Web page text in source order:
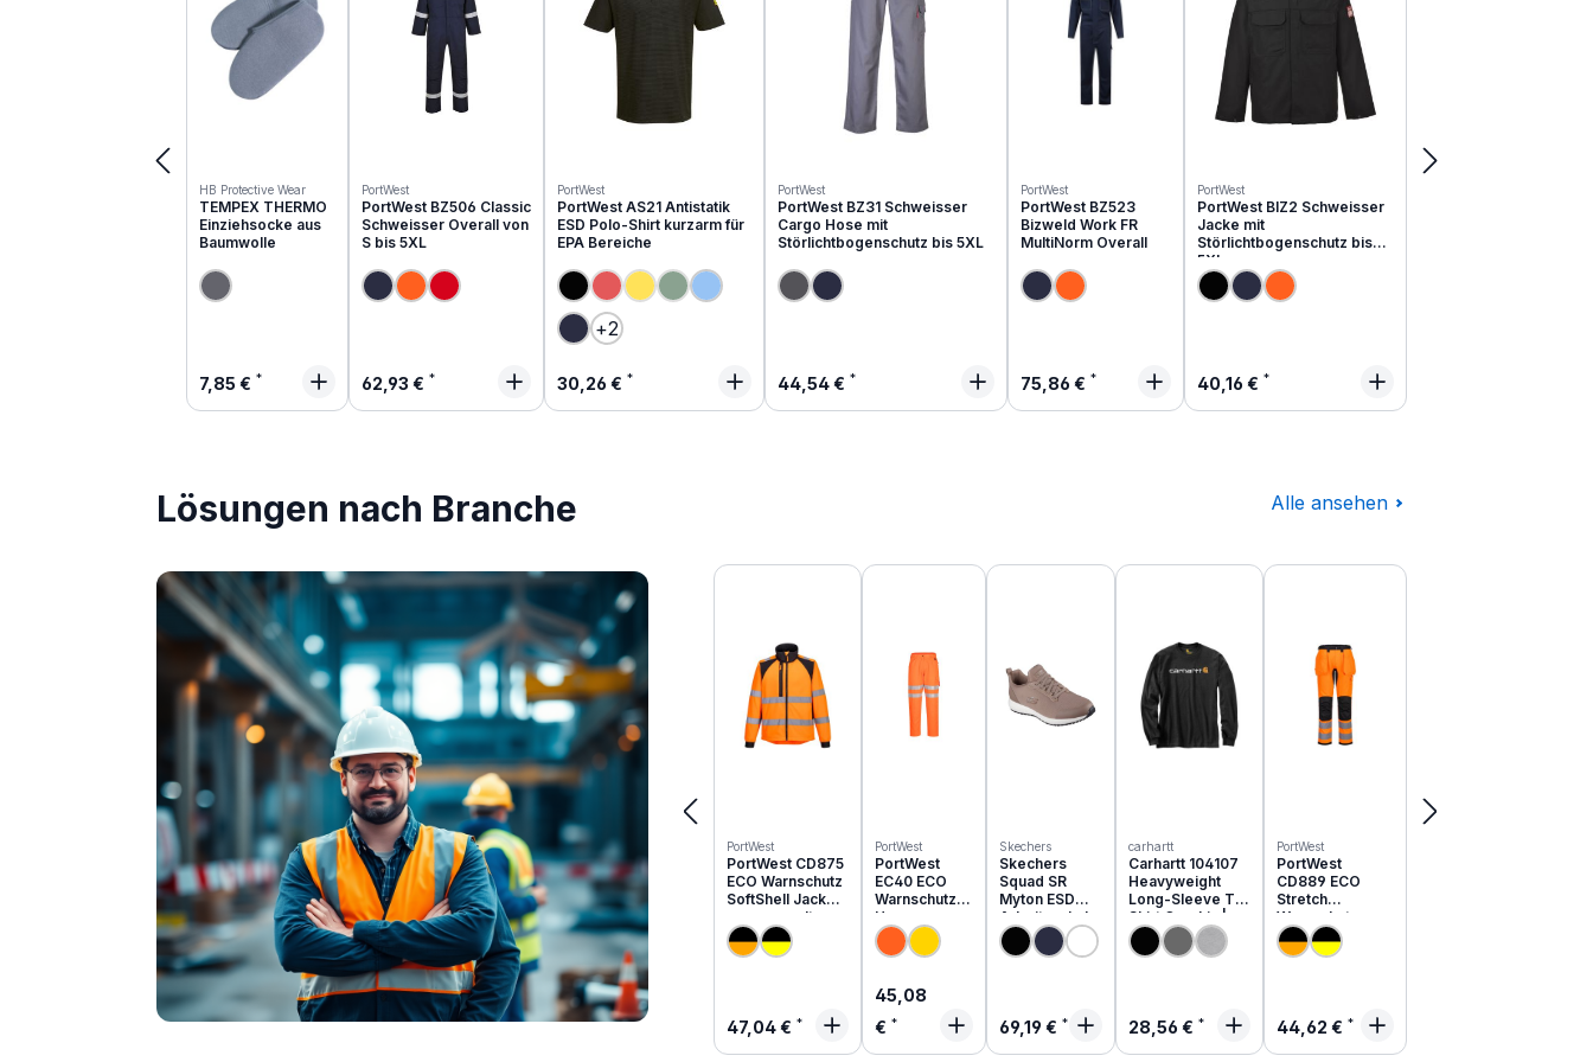
HB Protective Wear
TEMPEX THERMO
Einziehsocke aus
Baumwolle
Regulärer Preis:
7,85 €
PortWest
PortWest BZ506 Classic
Schweisser Overall von
S bis 5XL
Regulärer Preis:
62,93 €
PortWest
PortWest AS21 Antistatik
ESD Polo-Shirt kurzarm für
EPA Bereiche
(Diese Option ist zurzeit nicht verfügbar.)
(Diese Option ist zurzeit nicht verfügbar.)
(Diese Option ist zurzeit nicht verfügbar.)
+2
Regulärer Preis:
30,26 €
PortWest
PortWest BZ31 Schweisser
Cargo Hose mit
Störlichtbogenschutz bis 5XL
Regulärer Preis:
44,54 €
PortWest
PortWest BZ523
Bizweld Work FR
MultiNorm Overall
Regulärer Preis:
75,86 €
PortWest
PortWest BIZ2 Schweisser
Jacke mit
Störlichtbogenschutz bis
5XL
Regulärer Preis:
40,16 €
Lösungen nach Branche Alle ansehen
Produktgalerie überspringen
PortWest
PortWest CD875
ECO Warnschutz
SoftShell Jacke
aus recyceltem
PES
Regulärer Preis:
47,04 €
PortWest
PortWest
EC40 ECO
Warnschutz
Hose aus
recyceltem
PES
Regulärer Preis:
45,08
€
Skechers
Skechers
Squad SR
Myton ESD
Arbeitsschuhe
O1 | 200051EC
Regulärer Preis:
69,19 €
carhartt
Carhartt 104107
Heavyweight
Long-Sleeve T-
Shirt Graphic |
relaxed fit
Regulärer Preis:
28,56 €
PortWest
PortWest
CD889 ECO
Stretch
Warnschutz
Hose aus
recyceltem PES
Regulärer Preis:
44,62 €